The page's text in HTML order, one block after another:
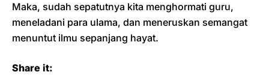
Maka, sudah sepatutnya kita menghormati guru,
meneladani para ulama, dan meneruskan semangat
menuntut ilmu sepanjang hayat.
Share it: